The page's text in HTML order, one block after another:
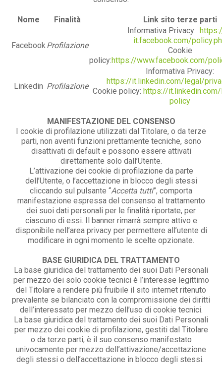
Nome Finalità Link sito terze parti
FacebookProfilazione
Informativa Privacy:
it.facebook.com/
Cookie
policy:https://www.facebook.com/
Linkedin Profilazione
Informativa Privacy:
https://it.linkedin.com/legal/
Cookie policy: https://
policy
MANIFESTAZIONE DEL CONSENSO
I cookie di profilazione utilizzati dal Titolare, o da terze
parti, non aventi funzioni prettamente tecniche, sono
disattivati di default e possono essere attivati
direttamente solo dall’Utente.
L’attivazione dei cookie di profilazione da parte
dell’Utente, o l’accettazione in blocco degli stessi
cliccando sul pulsante “Accetta tutti”, comporta
manifestazione espressa del consenso al trattamento
dei suoi dati personali per le finalità riportate, per
ciascuno di essi. Il banner rimarrà sempre attivo e
disponibile nell’area privacy per permettere all’utente di
modificare in ogni momento le scelte opzionate.
BASE GIURIDICA DEL TRATTAMENTO
La base giuridica del trattamento dei suoi Dati Personali
per mezzo dei solo cookie tecnici è l’interesse legittimo
del Titolare a rendere più fruibile il sito internet ritenuto
prevalente se bilanciato con la compromissione dei diritti
dell’interessato per mezzo dell’uso di cookie tecnici.
La base giuridica del trattamento dei suoi Dati Personali
per mezzo dei cookie di profilazione, gestiti dal Titolare
o da terze parti, è il suo consenso manifestato
univocamente per mezzo dell’attivazione/accettazione
degli stessi o dell’accettazione in blocco degli stessi.